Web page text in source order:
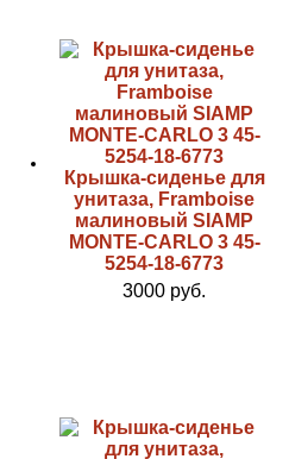
Крышка-сиденье для
унитаза, Framboise
малиновый SIAMP
MONTE-CARLO 3 45-
5254-18-6773
3000 руб.